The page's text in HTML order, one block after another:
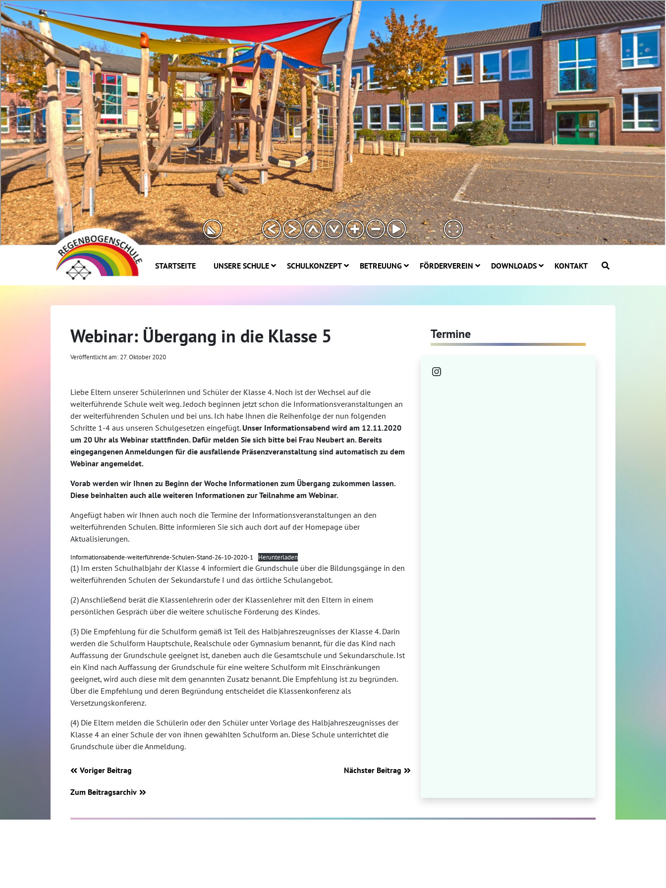
STARTSEITE UNSERE SCHULE SCHULKONZEPT BETREUUNG FÖRDERVEREIN DOWNLOADS KONTAKT
Webinar: Übergang in die Klasse 5
Veröffentlicht am: 27. Oktober 2020
Liebe Eltern unserer Schülerinnen und Schüler der Klasse 4. Noch ist der Wechsel auf die
weiterführende Schule weit weg. Jedoch beginnen jetzt schon die Informationsveranstaltungen an
der weiterführenden Schulen und bei uns. Ich habe Ihnen die Reihenfolge der nun folgenden
Schritte 1-4 aus unseren Schulgesetzen eingefügt. Unser Informationsabend wird am 12.11.2020
um 20 Uhr als Webinar stattfinden. Dafür melden Sie sich bitte bei Frau Neubert an. Bereits
eingegangenen Anmeldungen für die ausfallende Präsenzveranstaltung sind automatisch zu dem
Webinar angemeldet.
Vorab werden wir Ihnen zu Beginn der Woche Informationen zum Übergang zukommen lassen.
Diese beinhalten auch alle weiteren Informationen zur Teilnahme am Webinar.
Angefügt haben wir Ihnen auch noch die Termine der Informationsveranstaltungen an den
weiterführenden Schulen. Bitte informieren Sie sich auch dort auf der Homepage über
Aktualisierungen.
Informationsabende-weiterführende-Schulen-Stand-26-10-2020-1 Herunterladen
(1) Im ersten Schulhalbjahr der Klasse 4 informiert die Grundschule über die Bildungsgänge in den
weiterführenden Schulen der Sekundarstufe I und das örtliche Schulangebot.
(2) Anschließend berät die Klassenlehrerin oder der Klassenlehrer mit den Eltern in einem
persönlichen Gespräch über die weitere schulische Förderung des Kindes.
(3) Die Empfehlung für die Schulform gemäß ist Teil des Halbjahreszeugnisses der Klasse 4. Darin
werden die Schulform Hauptschule, Realschule oder Gymnasium benannt, für die das Kind nach
Auffassung der Grundschule geeignet ist, daneben auch die Gesamtschule und Sekundarschule. Ist
ein Kind nach Auffassung der Grundschule für eine weitere Schulform mit Einschränkungen
geeignet, wird auch diese mit dem genannten Zusatz benannt. Die Empfehlung ist zu begründen.
Über die Empfehlung und deren Begründung entscheidet die Klassenkonferenz als
Versetzungskonferenz.
(4) Die Eltern melden die Schülerin oder den Schüler unter Vorlage des Halbjahreszeugnisses der
Klasse 4 an einer Schule der von ihnen gewählten Schulform an. Diese Schule unterrichtet die
Grundschule über die Anmeldung.
Voriger Beitrag Nächster Beitrag
Zum Beitragsarchiv
Termine
Instagram